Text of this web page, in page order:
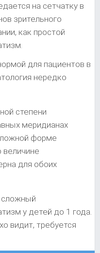
на сетчатку в
зрительного
как простой
для пациентов в
нередко
степени
меридианах
форме
величине
для обоих
сложный
у детей до 1 года.
видит, требуется